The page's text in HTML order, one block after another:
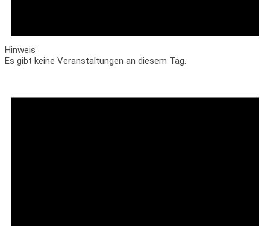
Hinweis
Es gibt keine Veranstaltungen an diesem Tag.